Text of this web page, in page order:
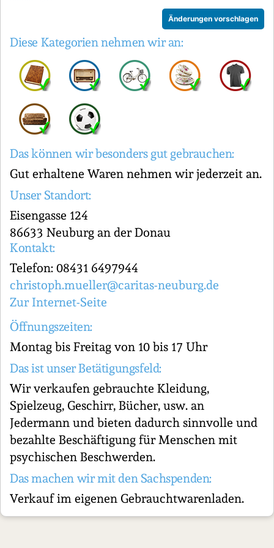
Änderungen vorschlagen
Diese Kategorien nehmen wir an:
Das können wir besonders gut gebrauchen:
Gut erhaltene Waren nehmen wir jederzeit an.
Unser Standort:
Eisengasse 124
86633 Neuburg an der Donau
Kontakt:
Telefon: 08431 6497944
christoph.mueller@caritas-neuburg.de
Zur Internet-Seite
Öffnungszeiten:
Montag bis Freitag von 10 bis 17 Uhr
Das ist unser Betätigungsfeld:
Wir verkaufen gebrauchte Kleidung,
Spielzeug, Geschirr, Bücher, usw. an
Jedermann und bieten dadurch sinnvolle und
bezahlte Beschäftigung für Menschen mit
psychischen Beschwerden.
Das machen wir mit den Sachspenden:
Verkauf im eigenen Gebrauchtwarenladen.